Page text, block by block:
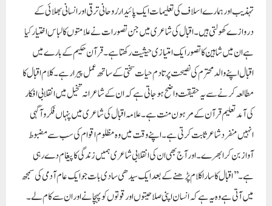
تہذیب اور ہمارے اسلاف کی تعلیمات ایک پائیدار رُوحانی ترقی اور انسانی بھلائی کے
دروازے کھولتی ہیں۔ اقبال کی شاعری میں جن تصورات نے علامتوں کا لباس اختیار کیا
ہے ان میں شاہین کا تصور ایک امتیازی حیثیت رکھتا ہے۔قرآن حکیم کے بارے میں
اقبال اپنے والد محترم کی نصیحت پر تادم حیات سختی کے ساتھ عمل پیرا رہے۔ کلام اقبال کا
مطالعہ کرنے سے یہ حقیقت واضح ہو جاتی ہے کہ ان کے شاعرانہ تخیل میں انقلابی افکار
کی آمد تعلیم قرآن کے مرہون منت ہے۔ علامہ اقبال کی شاعری میں پنہاں فکر وآگہی
انہیں منفردشاعر ثابت کرتی ہے۔ اپنے وقت میں وہ مظلوم اقوام کی سب سے مضبوط
آواز بن کر ابھرے۔اور آج بھی ان کی انقلابی شاعری ہمیں زندگی کا پیغام دے رہی
ہے۔’’اقبال کا سارا کلام پڑھنے کے بعد ایک سیدھی سادی بات جو ایک عام آدمی کی سمجھ
میں آتی ہے وہ یہ ہے کہ انسان اپنی صلاحیتوں اور قوتوں کو پہچانے اور ان سے کام لے۔